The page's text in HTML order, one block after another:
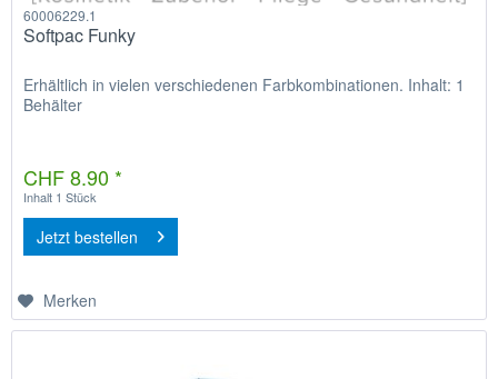
60006229.1
Softpac Funky
Erhältlich in vielen verschiedenen Farbkombinationen. Inhalt: 1
Behälter
CHF 8.90 *
Inhalt 1 Stück
Jetzt bestellen
Merken